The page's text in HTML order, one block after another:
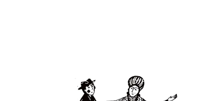
VOULEZ-VOUS FAIRE LA DIFFÉRENCE ?